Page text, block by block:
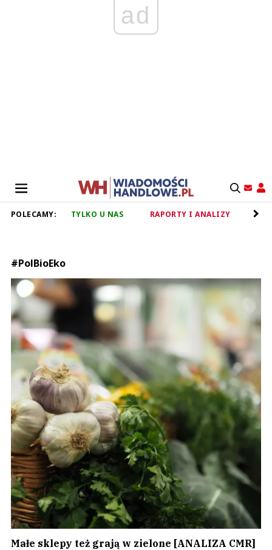
ad
POLECAMY: TYLKO U NAS RAPORTY I ANALIZY
#PolBioEko
Małe sklepy też grają w zielone [ANALIZA CMR]